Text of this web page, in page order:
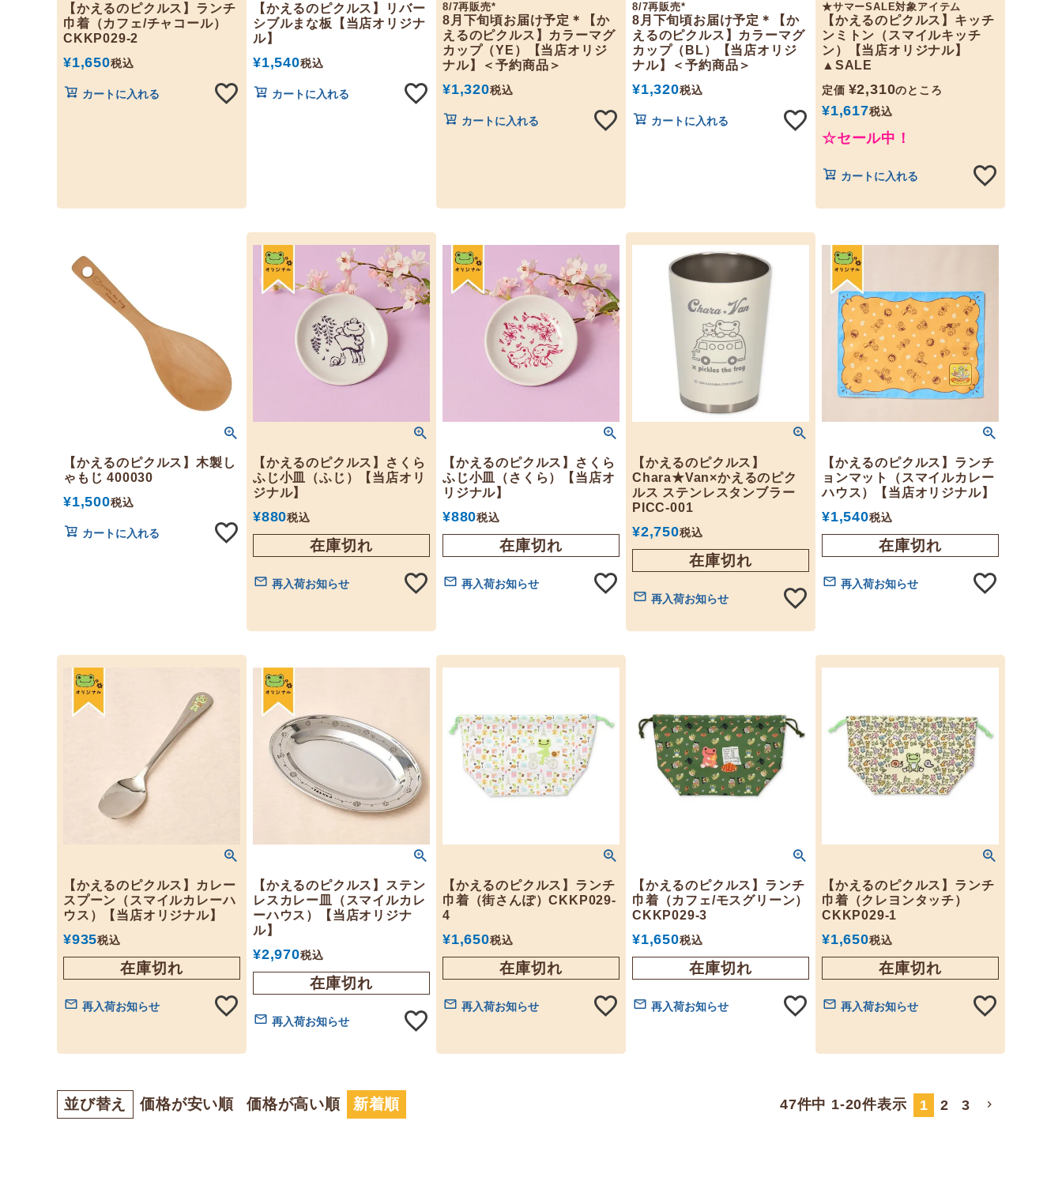
【かえるのピクルス】ランチ
巾着（カフェ/チャコール）
CKKP029-2
¥1,650税込
カートに入れる
【かえるのピクルス】リバー
シブルまな板【当店オリジナ
ル】
¥1,540税込
カートに入れる
8/7再販売*
8月下旬頃お届け予定＊【か
えるのピクルス】カラーマグ
カップ（YE）【当店オリジ
ナル】＜予約商品＞
¥1,320税込
カートに入れる
8/7再販売*
8月下旬頃お届け予定＊【か
えるのピクルス】カラーマグ
カップ（BL）【当店オリジ
ナル】＜予約商品＞
¥1,320税込
カートに入れる
★サマーSALE対象アイテム
【かえるのピクルス】キッチ
ンミトン（スマイルキッチ
ン）【当店オリジナル】
▲SALE
定価 ¥2,310のところ
¥1,617税込
☆セール中！
カートに入れる
【かえるのピクルス】木製し
ゃもじ 400030
¥1,500税込
カートに入れる
【かえるのピクルス】さくら
ふじ小皿（ふじ）【当店オリ
ジナル】
¥880税込
在庫切れ
再入荷お知らせ
【かえるのピクルス】さくら
ふじ小皿（さくら）【当店オ
リジナル】
¥880税込
在庫切れ
再入荷お知らせ
【かえるのピクルス】
Chara★Van×かえるのピク
ルス ステンレスタンブラー
PICC-001
¥2,750税込
在庫切れ
再入荷お知らせ
【かえるのピクルス】ランチ
ョンマット（スマイルカレー
ハウス）【当店オリジナル】
¥1,540税込
在庫切れ
再入荷お知らせ
【かえるのピクルス】カレー
スプーン（スマイルカレーハ
ウス）【当店オリジナル】
¥935税込
在庫切れ
再入荷お知らせ
【かえるのピクルス】ステン
レスカレー皿（スマイルカレ
ーハウス）【当店オリジナ
ル】
¥2,970税込
在庫切れ
再入荷お知らせ
【かえるのピクルス】ランチ
巾着（街さんぽ）CKKP029-
4
¥1,650税込
在庫切れ
再入荷お知らせ
【かえるのピクルス】ランチ
巾着（カフェ/モスグリーン）
CKKP029-3
¥1,650税込
在庫切れ
再入荷お知らせ
【かえるのピクルス】ランチ
巾着（クレヨンタッチ）
CKKP029-1
¥1,650税込
在庫切れ
再入荷お知らせ
並び替え 価格が安い順 価格が高い順 新着順 47件中 1-20件表示 1 2 3